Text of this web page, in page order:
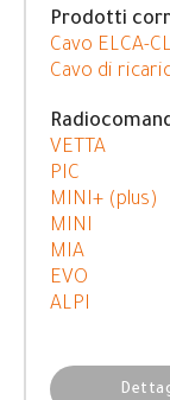
Prodotti
Cavo ELCA-
Cavo di
VETTA
PIC
MINI+ (plus)
MINI
MIA
EVO
ALPI